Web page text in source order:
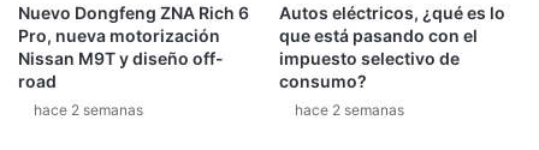
Nuevo Dongfeng ZNA Rich 6
Pro, nueva motorización
Nissan M9T y diseño off-
road
hace 2 semanas
Autos eléctricos, ¿qué es lo
que está pasando con el
impuesto selectivo de
consumo?
hace 2 semanas